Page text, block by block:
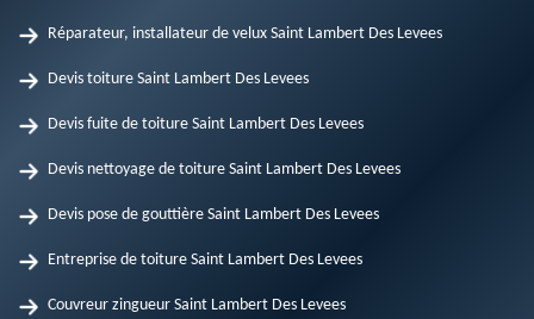
Réparateur, installateur de velux Saint Lambert Des Levees
Devis toiture Saint Lambert Des Levees
Devis fuite de toiture Saint Lambert Des Levees
Devis nettoyage de toiture Saint Lambert Des Levees
Devis pose de gouttière Saint Lambert Des Levees
Entreprise de toiture Saint Lambert Des Levees
Couvreur zingueur Saint Lambert Des Levees